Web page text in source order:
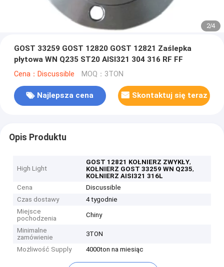
2/4
GOST 33259 GOST 12820 GOST 12821 Zaślepka
płytowa WN Q235 ST20 AISI321 304 316 RF FF
Cena：Discussible MOQ：3TON
Najlepsza cena Skontaktuj się teraz
Opis Produktu
High Light
GOST 12821 KOŁNIERZ ZWYKŁY,
KOŁNIERZ GOST 33259 WN Q235,
KOŁNIERZ AISI321 316L
Cena
Discussible
Czas dostawy
4 tygodnie
Miejsce
pochodzenia
Chiny
Minimalne
zamówienie
3TON
Możliwość Supply 4000ton na miesiąc